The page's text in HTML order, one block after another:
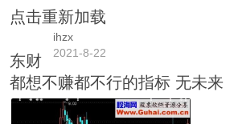
点击重新加载
ihzx
2021-8-22
东财
都想不赚都不行的指标 无未来